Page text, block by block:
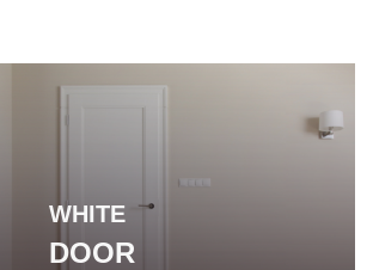
WHITE
DOOR